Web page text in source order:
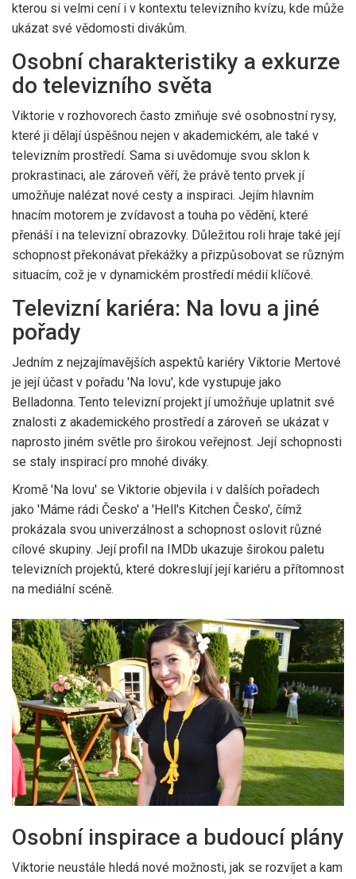
kterou si velmi cení i v kontextu televizního kvízu, kde může
ukázat své vědomosti divákům.
Osobní charakteristiky a exkurze
do televizního světa
Viktorie v rozhovorech často zmiňuje své osobnostní rysy,
které ji dělají úspěšnou nejen v akademickém, ale také v
televizním prostředí. Sama si uvědomuje svou sklon k
prokrastinaci, ale zároveň věří, že právě tento prvek jí
umožňuje nalézat nové cesty a inspiraci. Jejím hlavním
hnacím motorem je zvídavost a touha po vědění, které
přenáší i na televizní obrazovky. Důležitou roli hraje také její
schopnost překonávat překážky a přizpůsobovat se různým
situacím, což je v dynamickém prostředí médií klíčové.
Televizní kariéra: Na lovu a jiné
pořady
Jedním z nejzajímavějších aspektů kariéry Viktorie Mertové
je její účast v pořadu 'Na lovu', kde vystupuje jako
Belladonna. Tento televizní projekt jí umožňuje uplatnit své
znalosti z akademického prostředí a zároveň se ukázat v
naprosto jiném světle pro širokou veřejnost. Její schopnosti
se staly inspirací pro mnohé diváky.
Kromě 'Na lovu' se Viktorie objevila i v dalších pořadech
jako 'Máme rádi Česko' a 'Hell's Kitchen Česko', čímž
prokázala svou univerzálnost a schopnost oslovit různé
cílové skupiny. Její profil na IMDb ukazuje širokou paletu
televizních projektů, které dokreslují její kariéru a přítomnost
na mediální scéně.
Osobní inspirace a budoucí plány
Viktorie neustále hledá nové možnosti, jak se rozvíjet a kam